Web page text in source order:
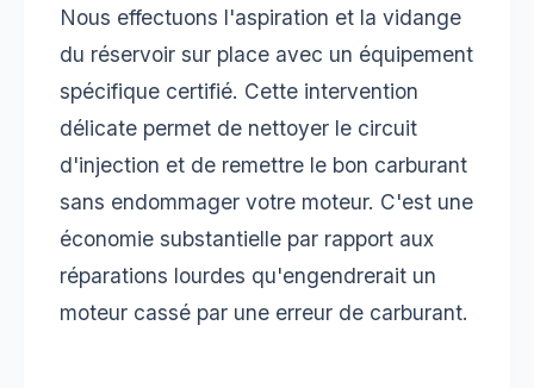
Nous effectuons l'aspiration et la vidange
du réservoir sur place avec un équipement
spécifique certifié. Cette intervention
délicate permet de nettoyer le circuit
d'injection et de remettre le bon carburant
sans endommager votre moteur. C'est une
économie substantielle par rapport aux
réparations lourdes qu'engendrerait un
moteur cassé par une erreur de carburant.